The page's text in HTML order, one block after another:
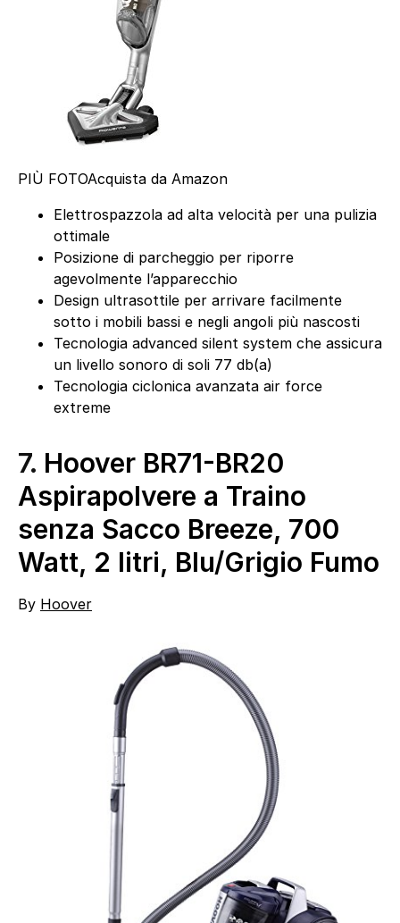
PIÙ FOTOAcquista da Amazon
Elettrospazzola ad alta velocità per una pulizia
ottimale
Posizione di parcheggio per riporre
agevolmente l’apparecchio
Design ultrasottile per arrivare facilmente
sotto i mobili bassi e negli angoli più nascosti
Tecnologia advanced silent system che assicura
un livello sonoro di soli 77 db(a)
Tecnologia ciclonica avanzata air force
extreme
7. Hoover BR71-BR20
Aspirapolvere a Traino
senza Sacco Breeze, 700
Watt, 2 litri, Blu/Grigio Fumo
By Hoover